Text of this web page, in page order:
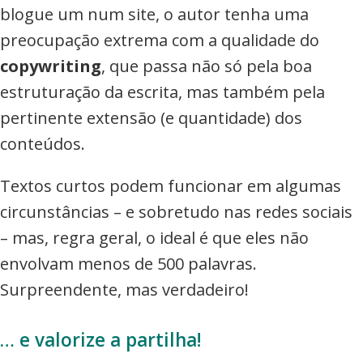
blogue um num site, o autor tenha uma
preocupação extrema com a qualidade do
copywriting, que passa não só pela boa
estruturação da escrita, mas também pela
pertinente extensão (e quantidade) dos
conteúdos.
Textos curtos podem funcionar em algumas
circunstâncias – e sobretudo nas redes sociais
– mas, regra geral, o ideal é que eles não
envolvam menos de 500 palavras.
Surpreendente, mas verdadeiro!
… e valorize a partilha!